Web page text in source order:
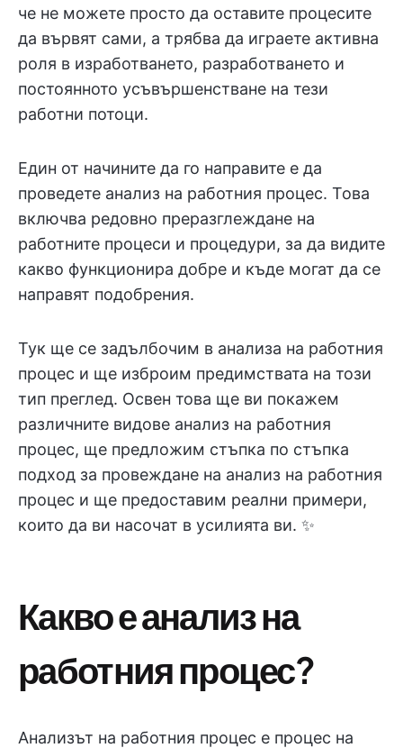
че не можете просто да оставите процесите
да вървят сами, а трябва да играете активна
роля в изработването, разработването и
постоянното усъвършенстване на тези
работни потоци.
Един от начините да го направите е да
проведете анализ на работния процес. Това
включва редовно преразглеждане на
работните процеси и процедури, за да видите
какво функционира добре и къде могат да се
направят подобрения.
Тук ще се задълбочим в анализа на работния
процес и ще изброим предимствата на този
тип преглед. Освен това ще ви покажем
различните видове анализ на работния
процес, ще предложим стъпка по стъпка
подход за провеждане на анализ на работния
процес и ще предоставим реални примери,
които да ви насочат в усилията ви. ✨
Какво е анализ на
работния процес?
Анализът на работния процес е процес на